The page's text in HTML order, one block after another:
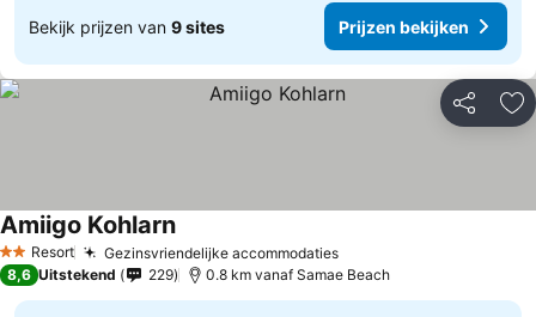
Bekijk prijzen van 9 sites Prijzen bekijken
Delen
2 Sterren
Resort Gezinsvriendelijke accommodatiesPrijzen bekijken
Amiigo KohlarnPrijzen bekijken
8,6 Uitstekend 229 0.8 km vanaf Samae Beach